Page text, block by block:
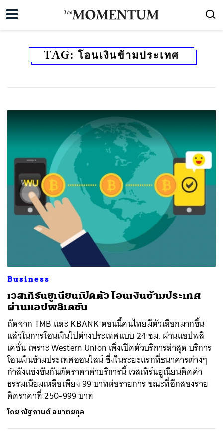
TAG: โอนเงินข้ามประเทศ
Business
เวสเทิร์นยูเนียนเปิดตัว โอนเงินข้ามประเทศ
ผ่านแอปพลิเคชัน
ถัดจาก TMB และ KBANK ตอนนี้คนไทยมีตัวเลือกมากขึ้น
แล้วในการโอนเงินไปต่างประเทศแบบ 24 ชม. ผ่านแอปพลิ
เคชั่น เพราะ Western Union เพิ่งเปิดตัวบริการล่าสุด บริการ
โอนเงินข้ามประเทศออนไลน์ ซึ่งในระยะแรกที่ธนาคารต่างๆ
กำลังแข่งขันกันตัดราคาค่าบริการนี้ เวสเทิร์นยูเนียนคิดค่า
ธรรมเนียมเหลือเพียง 99 บาทต่อรายการ ขณะที่อีกสองราย
คิดราคาที่ 250-999 บาท
โดย ณัฐกานต์ อมาตยกุล